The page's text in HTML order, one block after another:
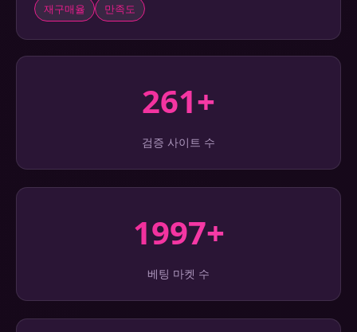
재구매율
만족도
261+
검증 사이트 수
1997+
베팅 마켓 수